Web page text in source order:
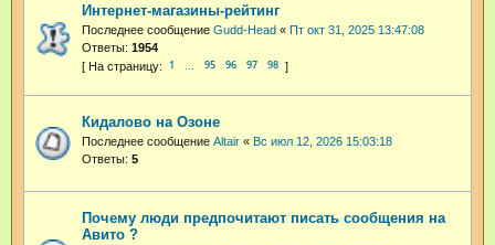
Интернет-магазины-рейтинг
Последнее сообщение Gudd-Head « Пт окт 31, 2025 13:47:08
Ответы: 1954
1 95 96 97 98
Кидалово на Озоне
Последнее сообщение Altair « Вс июл 12, 2026 15:03:18
Ответы: 5
Почему люди предпочитают писать сообщения на
Авито ?